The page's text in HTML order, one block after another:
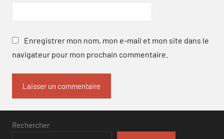
Enregistrer mon nom, mon e-mail et mon site dans le
navigateur pour mon prochain commentaire.
Rechercher